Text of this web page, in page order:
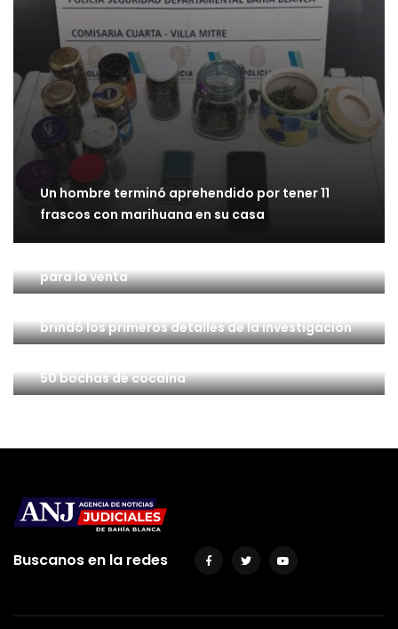
Un hombre terminó aprehendido por tener 11
frascos con marihuana en su casa
para la venta
brindó los primeros detalles de la investigación
50 bochas de cocaína
Buscanos en la redes